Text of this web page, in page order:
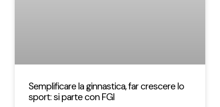
Semplificare la ginnastica, far crescere lo
sport: si parte con FGI